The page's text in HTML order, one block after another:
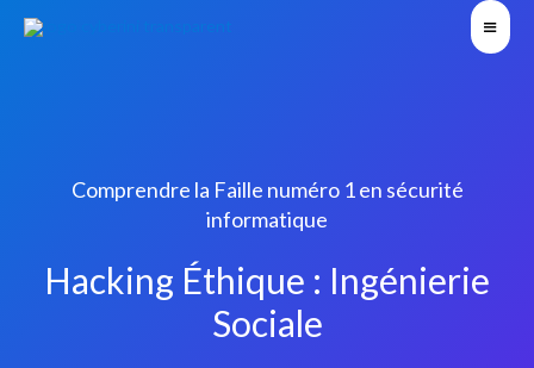
Comprendre la Faille numéro 1 en sécurité
informatique
Hacking Éthique : Ingénierie
Sociale